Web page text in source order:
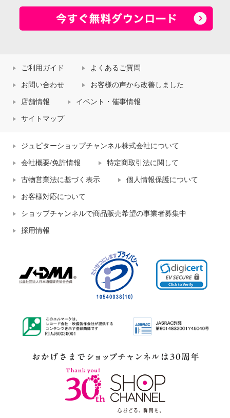
ご利用ガイド よくあるご質問
お問い合わせ お客様の声から改善しました
店舗情報 イベント・催事情報
サイトマップ
ジュピターショップチャンネル株式会社について
会社概要/免許情報 特定商取引法に関して
古物営業法に基づく表示 個人情報保護について
お客様対応について
ショップチャンネルで商品販売希望の事業者募集中
採用情報